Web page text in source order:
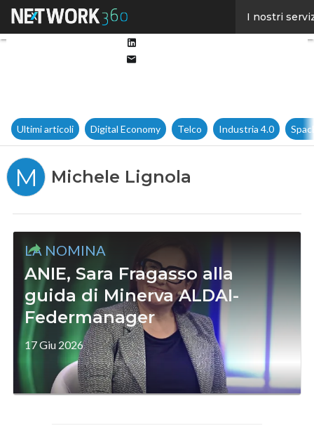
I nostri
Ultimi articoli Digital Economy Telco Industria 4.0
M Michele Lignola
LA NOMINA
ANIE, Sara Fragasso alla
guida di Minerva ALDAI-
Federmanager
17 Giu 2026